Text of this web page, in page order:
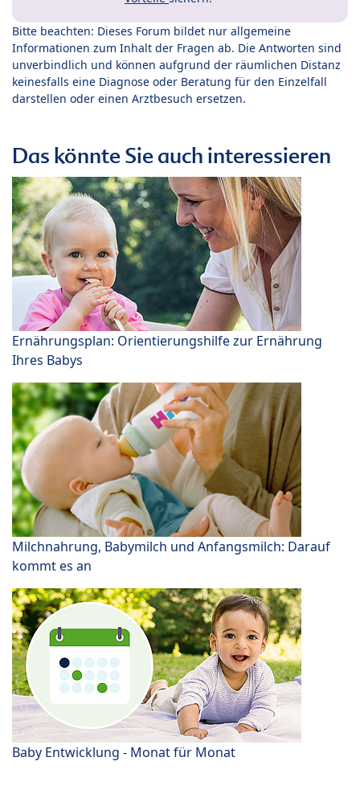
Bitte beachten: Dieses Forum bildet nur allgemeine
Informationen zum Inhalt der Fragen ab. Die Antworten sind
unverbindlich und können aufgrund der räumlichen Distanz
keinesfalls eine Diagnose oder Beratung für den Einzelfall
darstellen oder einen Arztbesuch ersetzen.
Das könnte Sie auch interessieren
Ernährungsplan: Orientierungshilfe zur Ernährung
Ihres Babys
Milchnahrung, Babymilch und Anfangsmilch: Darauf
kommt es an
Baby Entwicklung - Monat für Monat